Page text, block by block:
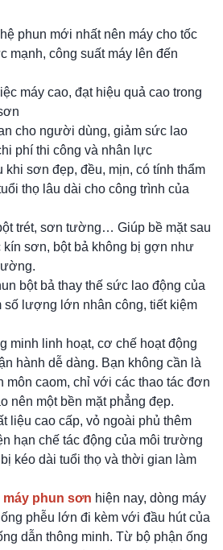
phun mới nhất nên máy cho tốc
mạnh, công suất máy lên đến
máy cao, đạt hiệu quả cao trong
cho người dùng, giảm sức lao
phí thi công và nhân lực
khi sơn đẹp, đều, mịn, có tính thẩm
thọ lâu dài cho công trình của
trét, sơn tường… Giúp bề mặt sau
sơn, bột bả không bị gợn như
bột bả thay thế sức lao động của
số lượng lớn nhân công, tiết kiệm
minh linh hoạt, cơ chế hoạt động
hành dễ dàng. Bạn không cần là
môn caom, chỉ với các thao tác đơn
nên một bền mặt phẳng đẹp.
liệu cao cấp, vỏ ngoài phủ thêm
hạn chế tác động của môi trường
kéo dài tuổi thọ và thời gian làm
máy phun sơn hiện nay, dòng máy
phễu lớn đi kèm với đầu hút của
dẫn thông minh. Từ bộ phận ống